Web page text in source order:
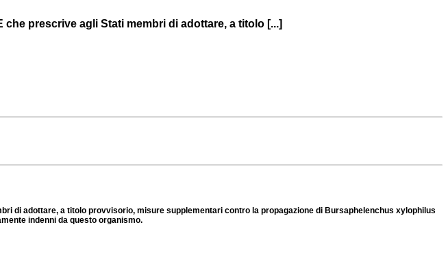
prescrive agli Stati membri di adottare, a titolo [...]
di adottare, a titolo provvisorio, misure supplementari contro la propagazione di Bursaphelenchus xylophilus
indenni da questo organismo.